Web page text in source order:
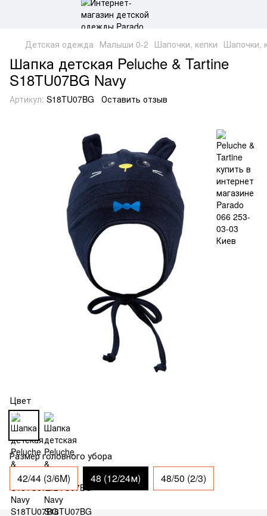
Детская одежда Малыши 0-2 Шапочки, кепки Шапочки,
Шапка детская Peluche & Tartine
S18TU07BG Navy
Артикул: S18TU07BG Оставить отзыв
Цвет
Размер головного убора
42/44 (3/6M) 48 (12/24м) 48/50 (2/3)